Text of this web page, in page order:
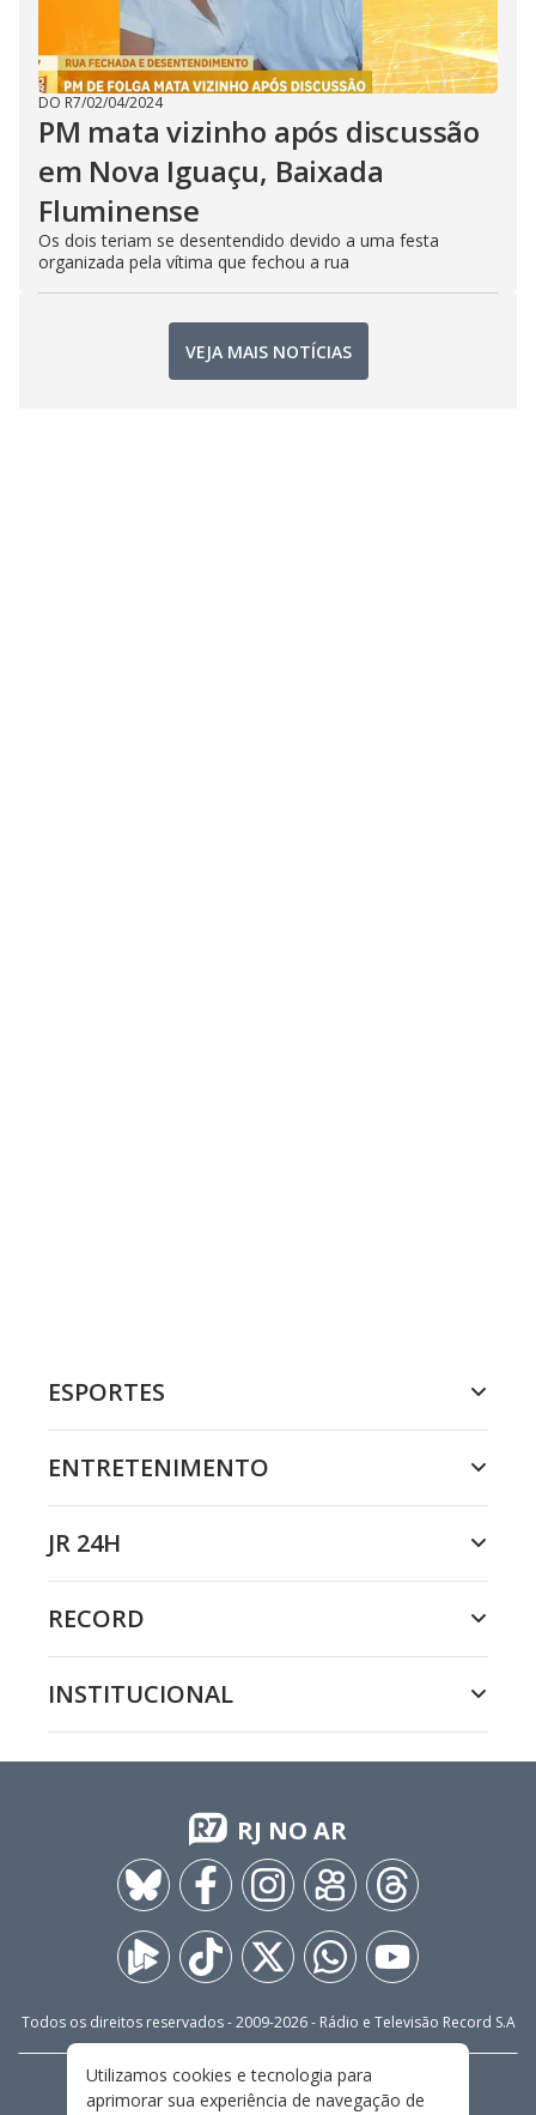
DO R7/02/04/2024
PM mata vizinho após discussão
em Nova Iguaçu, Baixada
Fluminense
Os dois teriam se desentendido devido a uma festa
organizada pela vítima que fechou a rua
VEJA MAIS NOTÍCIAS
ESPORTES
ENTRETENIMENTO
JR 24H
RECORD
INSTITUCIONAL
RJ NO AR
Todos os direitos reservados - 2009-2026- Rádio e Televisão Record S.A
FALE CONOSCO
PRIVACIDADE
Utilizamos cookies e tecnologia para
aprimorar sua experiência de navegação de